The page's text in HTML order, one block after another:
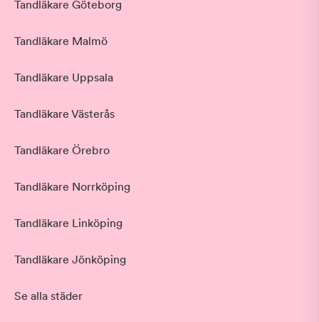
Tandläkare Göteborg
Tandläkare Malmö
Tandläkare Uppsala
Tandläkare Västerås
Tandläkare Örebro
Tandläkare Norrköping
Tandläkare Linköping
Tandläkare Jönköping
Se alla städer